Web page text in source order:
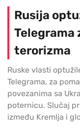
Rusija
Telegrama
terorizma
Ruske vlasti
Telegrama, za
povezanima sa
poternicu. Slučaj
između Kremlja i